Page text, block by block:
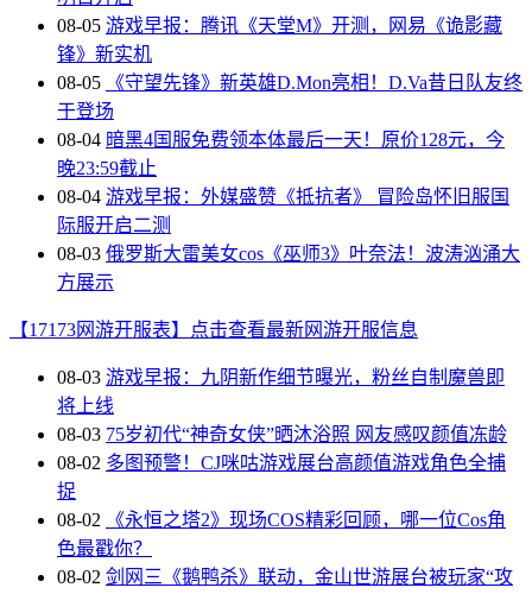
08-05 游戏早报：腾讯《天堂M》开测，网易《诡影藏
锋》新实机
08-05
《守望先锋》新英雄D.Mon亮相！D.Va昔日队友终
于登场
08-04 暗黑4国服免费领本体最后一天！原价128元，今
晚23:59截止
08-04 游戏早报：外媒盛赞《抵抗者》 冒险岛怀旧服国
际服开启二测
08-03 俄罗斯大雷美女cos《巫师3》叶奈法！波涛汹涌大
方展示
【17173网游开服表】点击查看最新网游开服信息
08-03 游戏早报：九阴新作细节曝光，粉丝自制魔兽即
将上线
08-03 75岁初代“神奇女侠”晒沐浴照 网友感叹颜值冻龄
08-02 多图预警！CJ咪咕游戏展台高颜值游戏角色全捕
捉
08-02
《永恒之塔2》现场COS精彩回顾，哪一位Cos角
色最戳你？
08-02 剑网三《鹅鸭杀》联动，金山世游展台被玩家“攻